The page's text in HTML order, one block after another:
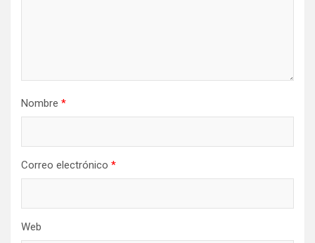
Nombre *
Correo electrónico *
Web